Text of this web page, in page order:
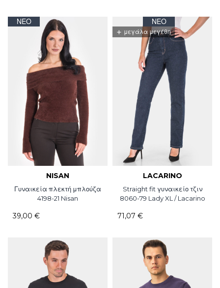
ΝΈΟ
NISAN
Γυναικεία πλεκτή μπλούζα
4198-21 Nisan
39,00 €
ΝΈΟ
+ μεγάλα μεγέθη
LACARINO
Straight fit γυναικείο τζιν
8060-79 Lady XL / Lacarino
71,07 €